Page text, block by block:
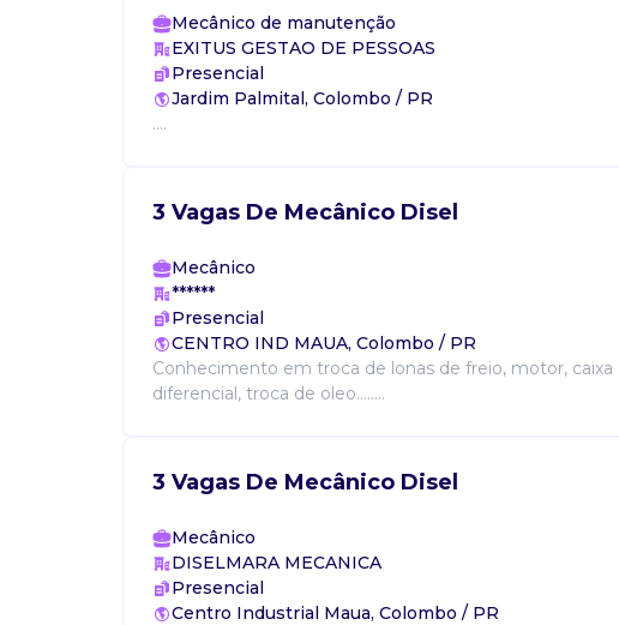
Mecânico de manutenção
EXITUS GESTAO DE PESSOAS
Presencial
Jardim Palmital, Colombo / PR
....
3 Vagas De Mecânico Disel
Mecânico
******
Presencial
CENTRO IND MAUA, Colombo / PR
Conhecimento em troca de lonas de freio, motor, caixa
diferencial, troca de oleo........
3 Vagas De Mecânico Disel
Mecânico
DISELMARA MECANICA
Presencial
Centro Industrial Maua, Colombo / PR